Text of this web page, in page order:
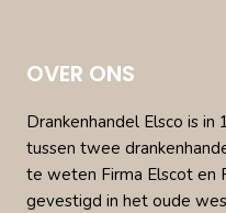
OVER ONS
Drankenhandel Elsco is
tussen twee
te weten Firma Elscot en
gevestigd in het oude